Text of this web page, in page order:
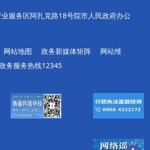
服务区阿扎克路18号院市人民政府办公
网站地图 政务新媒体矩阵
网站维
务服务热线12345